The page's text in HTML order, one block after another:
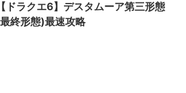
【ドラクエ6】デスタムーア第三形態
終形態)最速攻略